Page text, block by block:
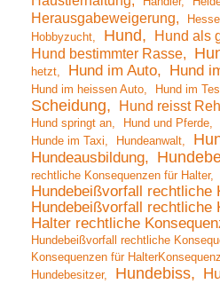
Herausgabeweigerung
Hobbyzucht Hund
Hund als
Hund bestimmter Rasse
hetzt
Hund im Auto Hund
Hund im heissen Auto
Hund im
Scheidung
Hund reisst Reh
Hund springt an Hund und Pferde
Hunde im Taxi
Hundeanwalt
Hundeausbildung
rechtliche Konsequenzen für Halter
Hundebeißvorfall rechtliche
Hundebeißvorfall rechtliche
Halter rechtliche
Hundebeißvorfall rechtliche
Konsequenzen für
Hundebesitzer
Hundebiss